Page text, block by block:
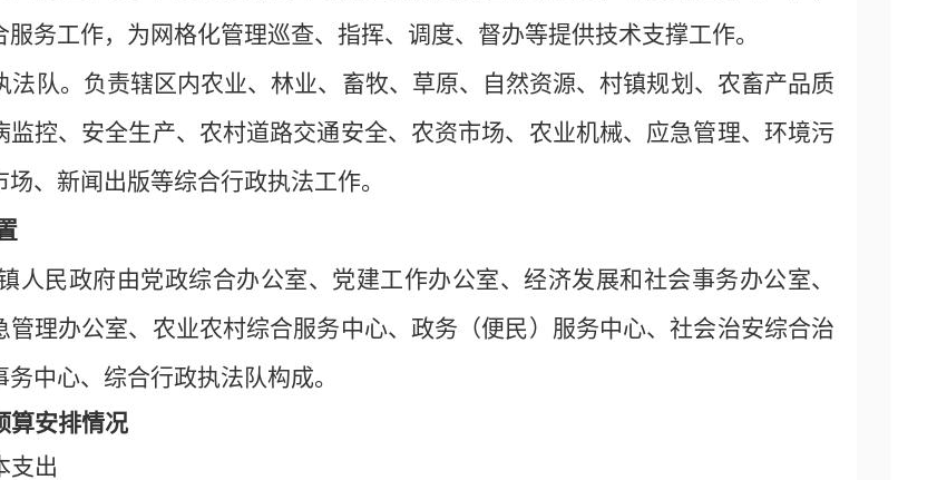
服务工作，为网格化管理巡查、指挥、调度、督办等提供技术支撑工作。
法队。负责辖区内农业、林业、畜牧、草原、自然资源、村镇规划、农畜产品质
监控、安全生产、农村道路交通安全、农资市场、农业机械、应急管理、环境污
、新闻出版等综合行政执法工作。
人民政府由党政综合办公室、党建工作办公室、经济发展和社会事务办公室、
管理办公室、农业农村综合服务中心、政务（便民）服务中心、社会治安综合治
中心、综合行政执法队构成。
算安排情况
支出